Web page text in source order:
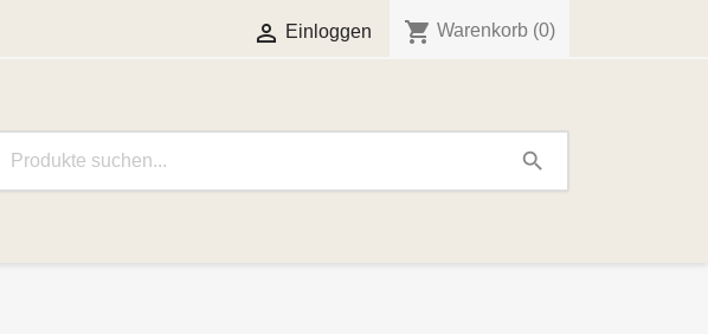
 Einloggen shopping_cart Warenkorb (0)
search